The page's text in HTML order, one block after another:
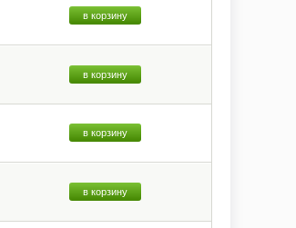
в корзину
в корзину
в корзину
в корзину